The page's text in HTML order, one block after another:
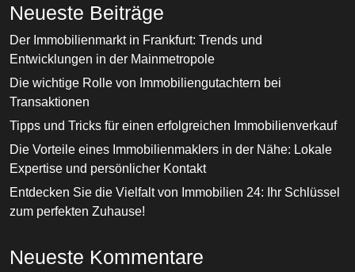
Neueste Beiträge
Der Immobilienmarkt in Frankfurt: Trends und
Entwicklungen in der Mainmetropole
Die wichtige Rolle von Immobiliengutachtern bei
Transaktionen
Tipps und Tricks für einen erfolgreichen Immobilienverkauf
Die Vorteile eines Immobilienmaklers in der Nähe: Lokale
Expertise und persönlicher Kontakt
Entdecken Sie die Vielfalt von Immobilien 24: Ihr Schlüssel
zum perfekten Zuhause!
Neueste Kommentare